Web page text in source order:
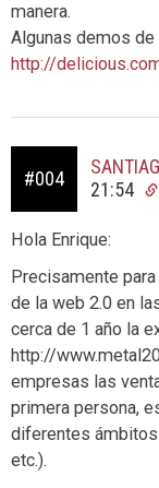
manera.
Algunas demos de
http://
#004
21:54
Hola Enrique:
Precisamente
de la web 2.0 en
cerca de 1 año la
http://
empresas las
primera persona,
diferentes ámbitos
etc.).